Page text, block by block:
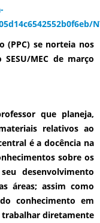
(PPC) se norteia nos
MEC de março
que planeja,
relativos ao
é a docência na
sobre os
desenvolvimento
áreas; assim como
conhecimento em
diretamente